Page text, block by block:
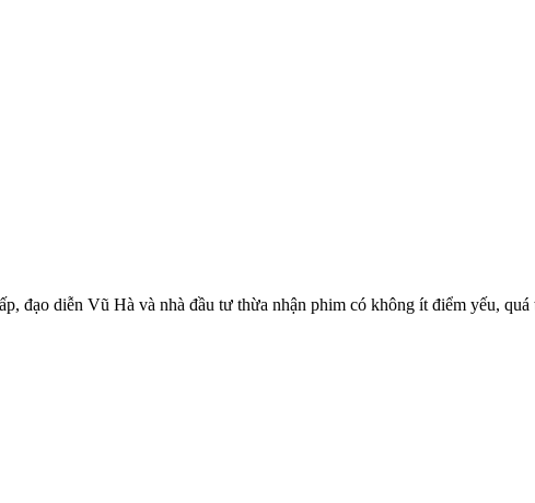
đạo diễn Vũ Hà và nhà đầu tư thừa nhận phim có không ít điểm yếu,